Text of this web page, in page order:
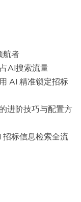
航者
AI搜索流量
AI 精准锁定招标
进阶技巧与配置方
标信息检索全流